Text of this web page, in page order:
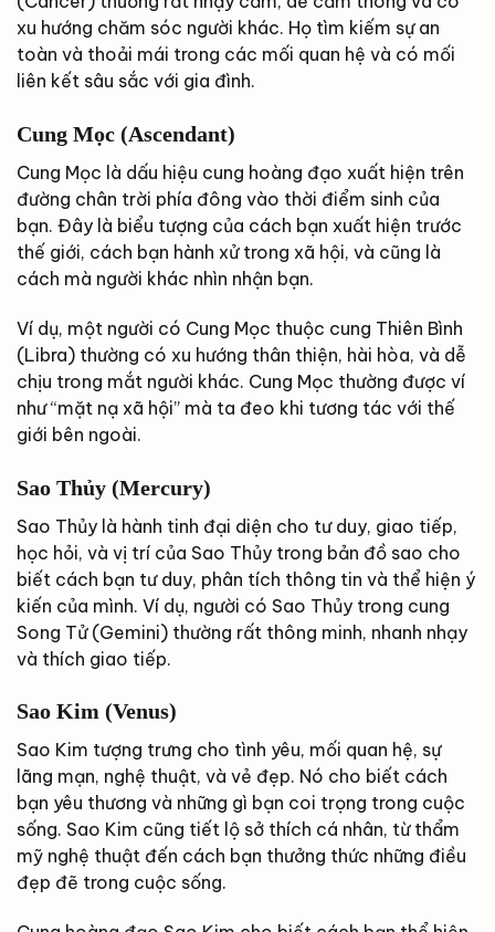
xu hướng chăm sóc người khác. Họ tìm kiếm sự an
toàn và thoải mái trong các mối quan hệ và có mối
liên kết sâu sắc với gia đình.
Cung Mọc (Ascendant)
Cung Mọc là dấu hiệu cung hoàng đạo xuất hiện trên
đường chân trời phía đông vào thời điểm sinh của
bạn. Đây là biểu tượng của cách bạn xuất hiện trước
thế giới, cách bạn hành xử trong xã hội, và cũng là
cách mà người khác nhìn nhận bạn.
Ví dụ, một người có Cung Mọc thuộc cung Thiên Bình
(Libra) thường có xu hướng thân thiện, hài hòa, và dễ
chịu trong mắt người khác. Cung Mọc thường được ví
như “mặt nạ xã hội” mà ta đeo khi tương tác với thế
giới bên ngoài.
Sao Thủy (Mercury)
Sao Thủy là hành tinh đại diện cho tư duy, giao tiếp,
học hỏi, và vị trí của Sao Thủy trong bản đồ sao cho
biết cách bạn tư duy, phân tích thông tin và thể hiện ý
kiến của mình. Ví dụ, người có Sao Thủy trong cung
Song Tử (Gemini) thường rất thông minh, nhanh nhạy
và thích giao tiếp.
Sao Kim (Venus)
Sao Kim tượng trưng cho tình yêu, mối quan hệ, sự
lãng mạn, nghệ thuật, và vẻ đẹp. Nó cho biết cách
bạn yêu thương và những gì bạn coi trọng trong cuộc
sống. Sao Kim cũng tiết lộ sở thích cá nhân, từ thẩm
mỹ nghệ thuật đến cách bạn thưởng thức những điều
đẹp đẽ trong cuộc sống.